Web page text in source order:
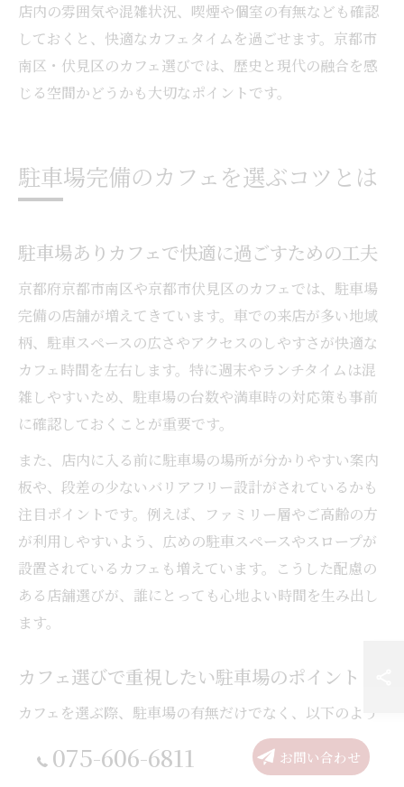
店内の雰囲気や混雑状況、喫煙や個室の有無なども確認
しておくと、快適なカフェタイムを過ごせます。京都市
南区・伏見区のカフェ選びでは、歴史と現代の融合を感
じる空間かどうかも大切なポイントです。
駐車場完備のカフェを選ぶコツとは
駐車場ありカフェで快適に過ごすための工夫
京都府京都市南区や京都市伏見区のカフェでは、駐車場
完備の店舗が増えてきています。車での来店が多い地域
柄、駐車スペースの広さやアクセスのしやすさが快適な
カフェ時間を左右します。特に週末やランチタイムは混
雑しやすいため、駐車場の台数や満車時の対応策も事前
に確認しておくことが重要です。
また、店内に入る前に駐車場の場所が分かりやすい案内
板や、段差の少ないバリアフリー設計がされているかも
注目ポイントです。例えば、ファミリー層やご高齢の方
が利用しやすいよう、広めの駐車スペースやスロープが
設置されているカフェも増えています。こうした配慮の
ある店舗選びが、誰にとっても心地よい時間を生み出し
ます。
カフェ選びで重視したい駐車場のポイント
カフェを選ぶ際、駐車場の有無だけでなく、以下のよう
な点を重視することで、より快適に過ごせます。まず、
駐車場の広さや台数は、混雑時のストレスを軽減しま
075-606-6811 お問い合わせ